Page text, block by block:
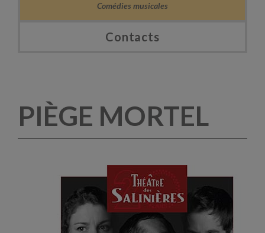
Comédies musicales
Contacts
PIÈGE MORTEL